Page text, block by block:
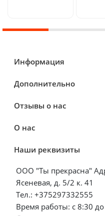
Информация
Дополнительно
Отзывы о нас
О нас
Наши реквизиты
ООО "Ты прекрасна"
Ясеневая, д. 5/2 к. 41
Тел.: +375297332555
Время работы: с 8:30